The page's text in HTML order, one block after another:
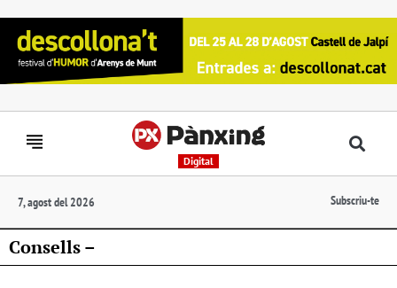
Digital
7, agost del 2026 Subscriu-te
Consells –